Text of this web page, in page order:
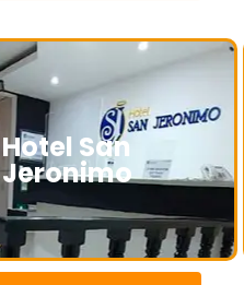
Hotel San
Jeronimo